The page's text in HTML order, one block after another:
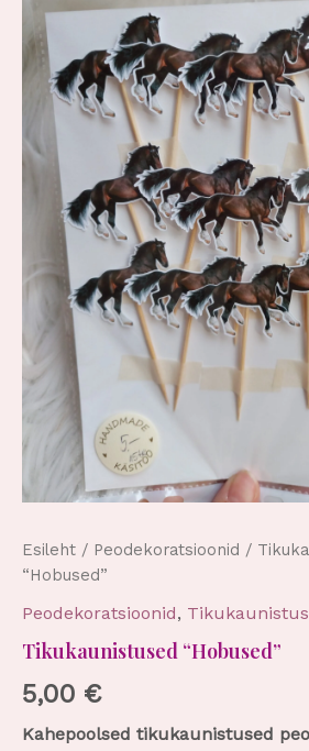
Esileht / Peodekoratsioonid /
“Hobused”
Peodekoratsioonid,
Tikukaunistused “Hobused”
5,00 €
Kahepoolsed tikukaunistused